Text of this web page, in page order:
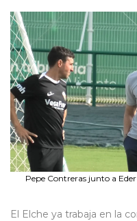
Pepe Contreras junto a
El Elche ya trabaja en la